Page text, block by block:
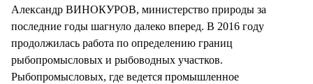
Александр ВИНОКУРОВ, министерство природы за
последние годы шагнуло далеко вперед. В 2016 году
продолжилась работа по определению границ
рыбопромысловых и рыбоводных участков.
Рыбопромысловых, где ведется промышленное